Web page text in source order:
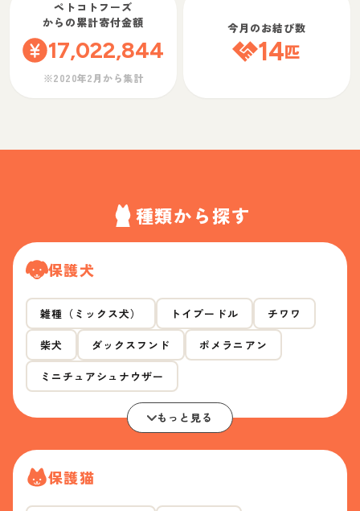
ペトコトフーズ
からの累計寄付金額
17,022,844
※2020年2月から集計
今月のお結び数
14匹
種類から探す
保護犬
雑種（ミックス犬） トイプードル チワワ
柴犬 ダックスフンド ポメラニアン
ミニチュアシュナウザー
もっと見る
保護猫